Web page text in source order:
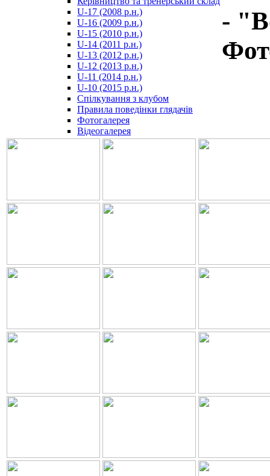
U-17 (2008 р.н.)
U-16 (2009 р.н.)
U-15 (2010 р.н.)
U-14 (2011 р.н.)
U-13 (2012 р.н.)
U-12 (2013 р.н.)
U-11 (2014 р.н.)
U-10 (2015 р.н.)
Спілкування з клубом
Правила поведінки глядачів
Фотогалерея
Відеогалерея
-